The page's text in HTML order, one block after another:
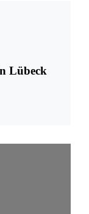
Lübeck